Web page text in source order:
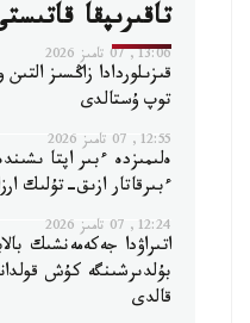
تاقىرىپقا
13:06, 07 تامىز 2026
قىزىلوردادا زاڭسىز
توپ ۇستالدى
12:55, 07 تامىز 2026
ەلىمىزدە ءبىر اپتا
ءبىرقاتار ازىق-تۇلىك
12:24, 07 تامىز 2026
اتىراۋدا جەكەمەنشىك
بۇلدىرشىنگە كۇش
قالدى